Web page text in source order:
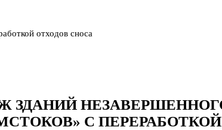
отходов сноса
ЗДАНИЙ
С